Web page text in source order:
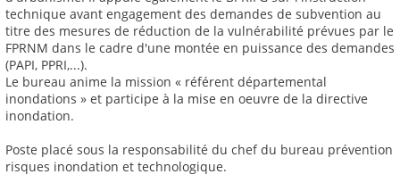
technique avant engagement des demandes de subvention au
titre des mesures de réduction de la vulnérabilité prévues par le
FPRNM dans le cadre d'une montée en puissance des demandes
(PAPI, PPRI,...).
Le bureau anime la mission « référent départemental
inondations » et participe à la mise en oeuvre de la directive
inondation.
Poste placé sous la responsabilité du chef du bureau prévention
risques inondation et technologique.